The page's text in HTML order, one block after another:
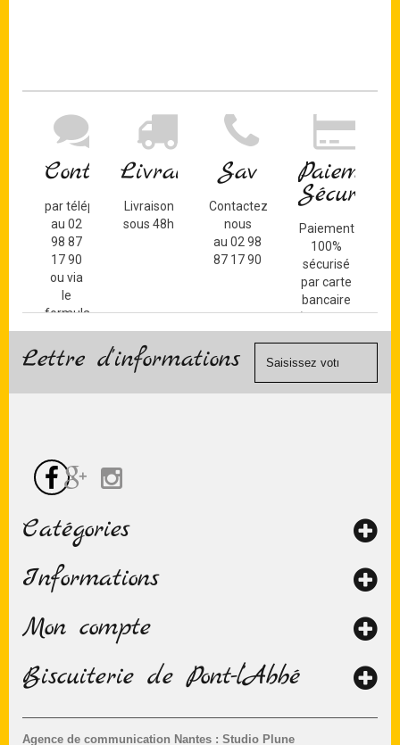
Contact
par téléphone
au 02
98 87
17 90
ou via
le
formulaire
de
contact
Livraison
Livraison
sous 48h
Sav
Contactez-
nous
au 02 98
87 17 90
Paiement
Sécurisé
Paiement
100%
sécurisé
par carte
bancaire
(Mastercard,
Visa, ...) et
Lettre d'informations
Catégories
Informations
Agence de communication Nantes : Studio Plune
Mon compte
Biscuiterie de Pont-l’Abbé